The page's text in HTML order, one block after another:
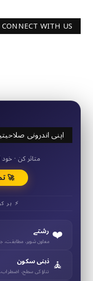
CONNECT WITH US
اپنی اندرونی
متاثر کن · خود
🚀
⚡ ہر
❤️ رشتے
معاون شوہر، مطابقت،
🧘 ذہنی سکون
تناؤ کی سطح،